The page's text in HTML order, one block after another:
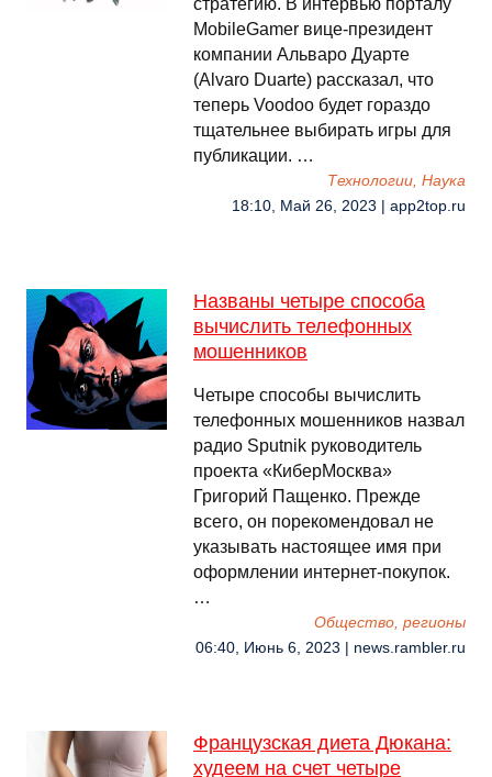
стратегию. В интервью порталу
MobileGamer вице-президент
компании Альваро Дуарте
(Alvaro Duarte) рассказал, что
теперь Voodoo будет гораздо
тщательнее выбирать игры для
публикации. …
Технологии, Наука
18:10, Май 26, 2023 | app2top.ru
Названы четыре способа
вычислить телефонных
мошенников
Четыре способы вычислить
телефонных мошенников назвал
радио Sputnik руководитель
проекта «КиберМосква»
Григорий Пащенко. Прежде
всего, он порекомендовал не
указывать настоящее имя при
оформлении интернет-покупок.
…
Общество, регионы
06:40, Июнь 6, 2023 | news.rambler.ru
Французская диета Дюкана:
худеем на счет четыре